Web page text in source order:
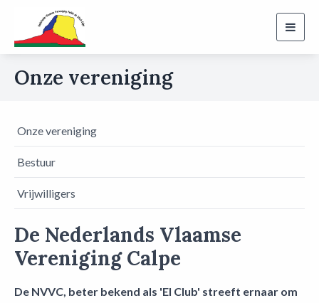
Onze vereniging
Onze vereniging
Bestuur
Vrijwilligers
De Nederlands Vlaamse
Vereniging Calpe
De NVVC, beter bekend als 'El Club' streeft ernaar om